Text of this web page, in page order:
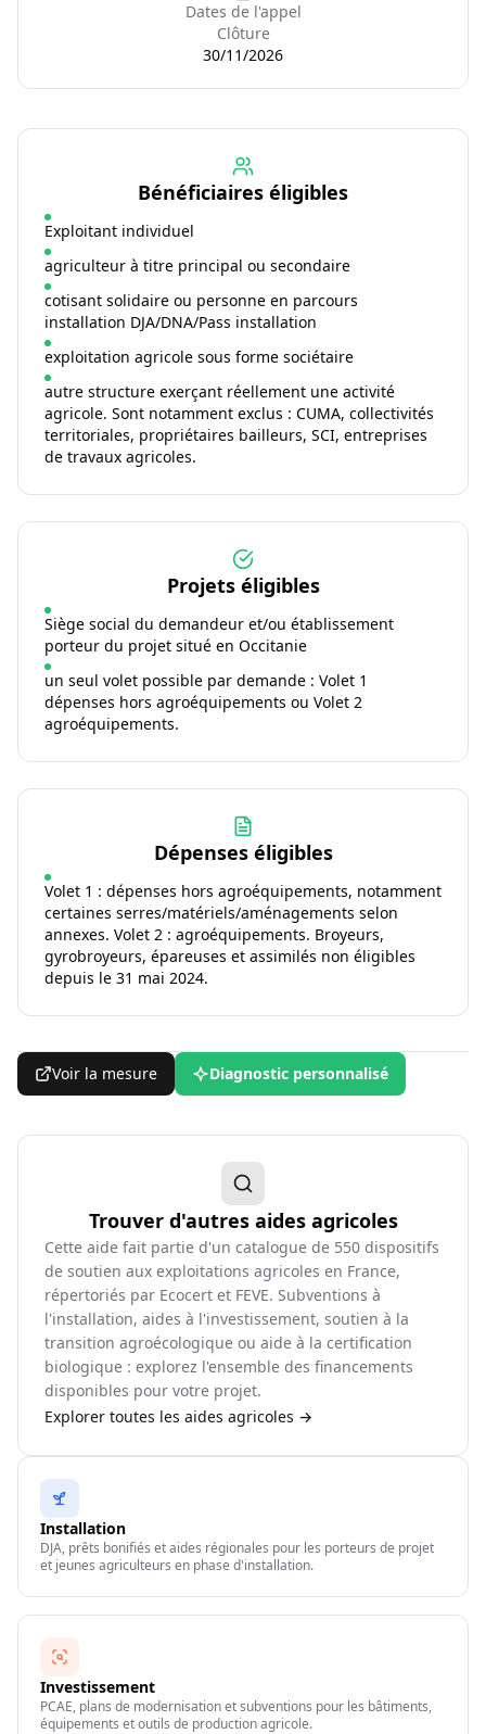
Dates de l'appel
Clôture
30/11/2026
Bénéficiaires éligibles
Exploitant individuel
agriculteur à titre principal ou secondaire
cotisant solidaire ou personne en parcours
installation DJA/DNA/Pass installation
exploitation agricole sous forme sociétaire
autre structure exerçant réellement une activité
agricole. Sont notamment exclus : CUMA, collectivités
territoriales, propriétaires bailleurs, SCI, entreprises
de travaux agricoles.
Projets éligibles
Siège social du demandeur et/ou établissement
porteur du projet situé en Occitanie
un seul volet possible par demande : Volet 1
dépenses hors agroéquipements ou Volet 2
agroéquipements.
Dépenses éligibles
Volet 1 : dépenses hors agroéquipements, notamment
certaines serres/matériels/aménagements selon
annexes. Volet 2 : agroéquipements. Broyeurs,
gyrobroyeurs, épareuses et assimilés non éligibles
depuis le 31 mai 2024.
Voir la mesure Diagnostic personnalisé
Trouver d'autres aides agricoles
Cette aide fait partie d'un catalogue de 550 dispositifs
de soutien aux exploitations agricoles en France,
répertoriés par Ecocert et FEVE. Subventions à
l'installation, aides à l'investissement, soutien à la
transition agroécologique ou aide à la certification
biologique : explorez l'ensemble des financements
disponibles pour votre projet.
Explorer toutes les aides agricoles →
Installation
DJA, prêts bonifiés et aides régionales pour les porteurs de projet
et jeunes agriculteurs en phase d'installation.
Investissement
PCAE, plans de modernisation et subventions pour les bâtiments,
équipements et outils de production agricole.